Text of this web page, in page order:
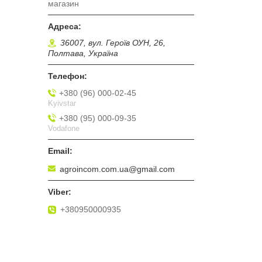
магазин
36007, вул. Героїв ОУН, 26,
Полтава, Україна
+380 (96) 000-02-45
Kyivstar
+380 (95) 000-09-35
Vodafone
agroincom.com.ua@gmail.com
+380950000935